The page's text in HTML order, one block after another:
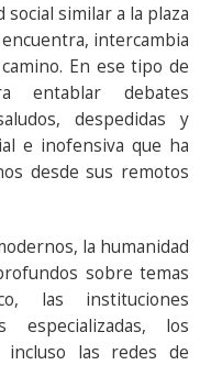
similar a la plaza
intercambia
En ese tipo de
entablar debates
despedidas y
e inofensiva que ha
desde sus remotos
la humanidad
sobre temas
las instituciones
especializadas, los
las redes de